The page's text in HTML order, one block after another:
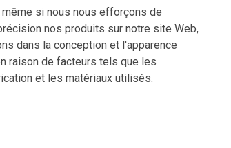
si nous nous efforçons de
nos produits sur notre site Web,
dans la conception et l'apparence
raison de facteurs tels que les
et les matériaux utilisés.